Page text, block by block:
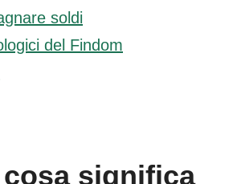
soldi
del Findom
cosa significa